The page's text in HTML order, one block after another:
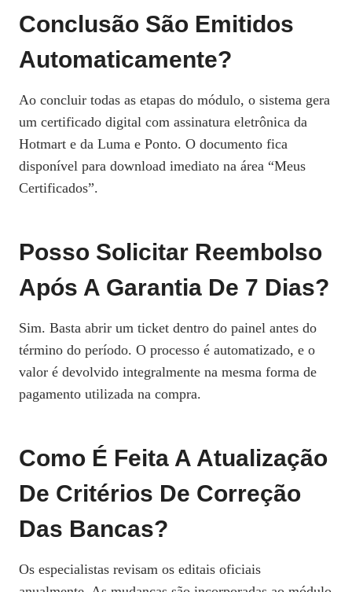
Conclusão São Emitidos
Automaticamente?
Ao concluir todas as etapas do módulo, o sistema gera
um certificado digital com assinatura eletrônica da
Hotmart e da Luma e Ponto. O documento fica
disponível para download imediato na área “Meus
Certificados”.
Posso Solicitar Reembolso
Após A Garantia De 7 Dias?
Sim. Basta abrir um ticket dentro do painel antes do
término do período. O processo é automatizado, e o
valor é devolvido integralmente na mesma forma de
pagamento utilizada na compra.
Como É Feita A Atualização
De Critérios De Correção
Das Bancas?
Os especialistas revisam os editais oficiais